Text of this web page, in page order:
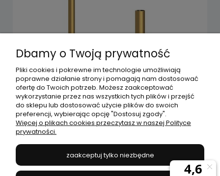
Kinkiet LASER WALL SOLID BRASS 8308 Nowodvorski
Lighting
299,00 zł
Dbamy o Twoją prywatność
Pliki cookies i pokrewne im technologie umożliwiają
poprawne działanie strony i pomagają nam dostosować
ofertę do Twoich potrzeb. Możesz zaakceptować
wykorzystanie przez nas wszystkich tych plików i przejść
do sklepu lub dostosować użycie plików do swoich
preferencji, wybierając opcję "Dostosuj zgody".
Więcej o plikach cookies przeczytasz w naszej Polityce
prywatności.
zaakceptuj tylko niezbędne